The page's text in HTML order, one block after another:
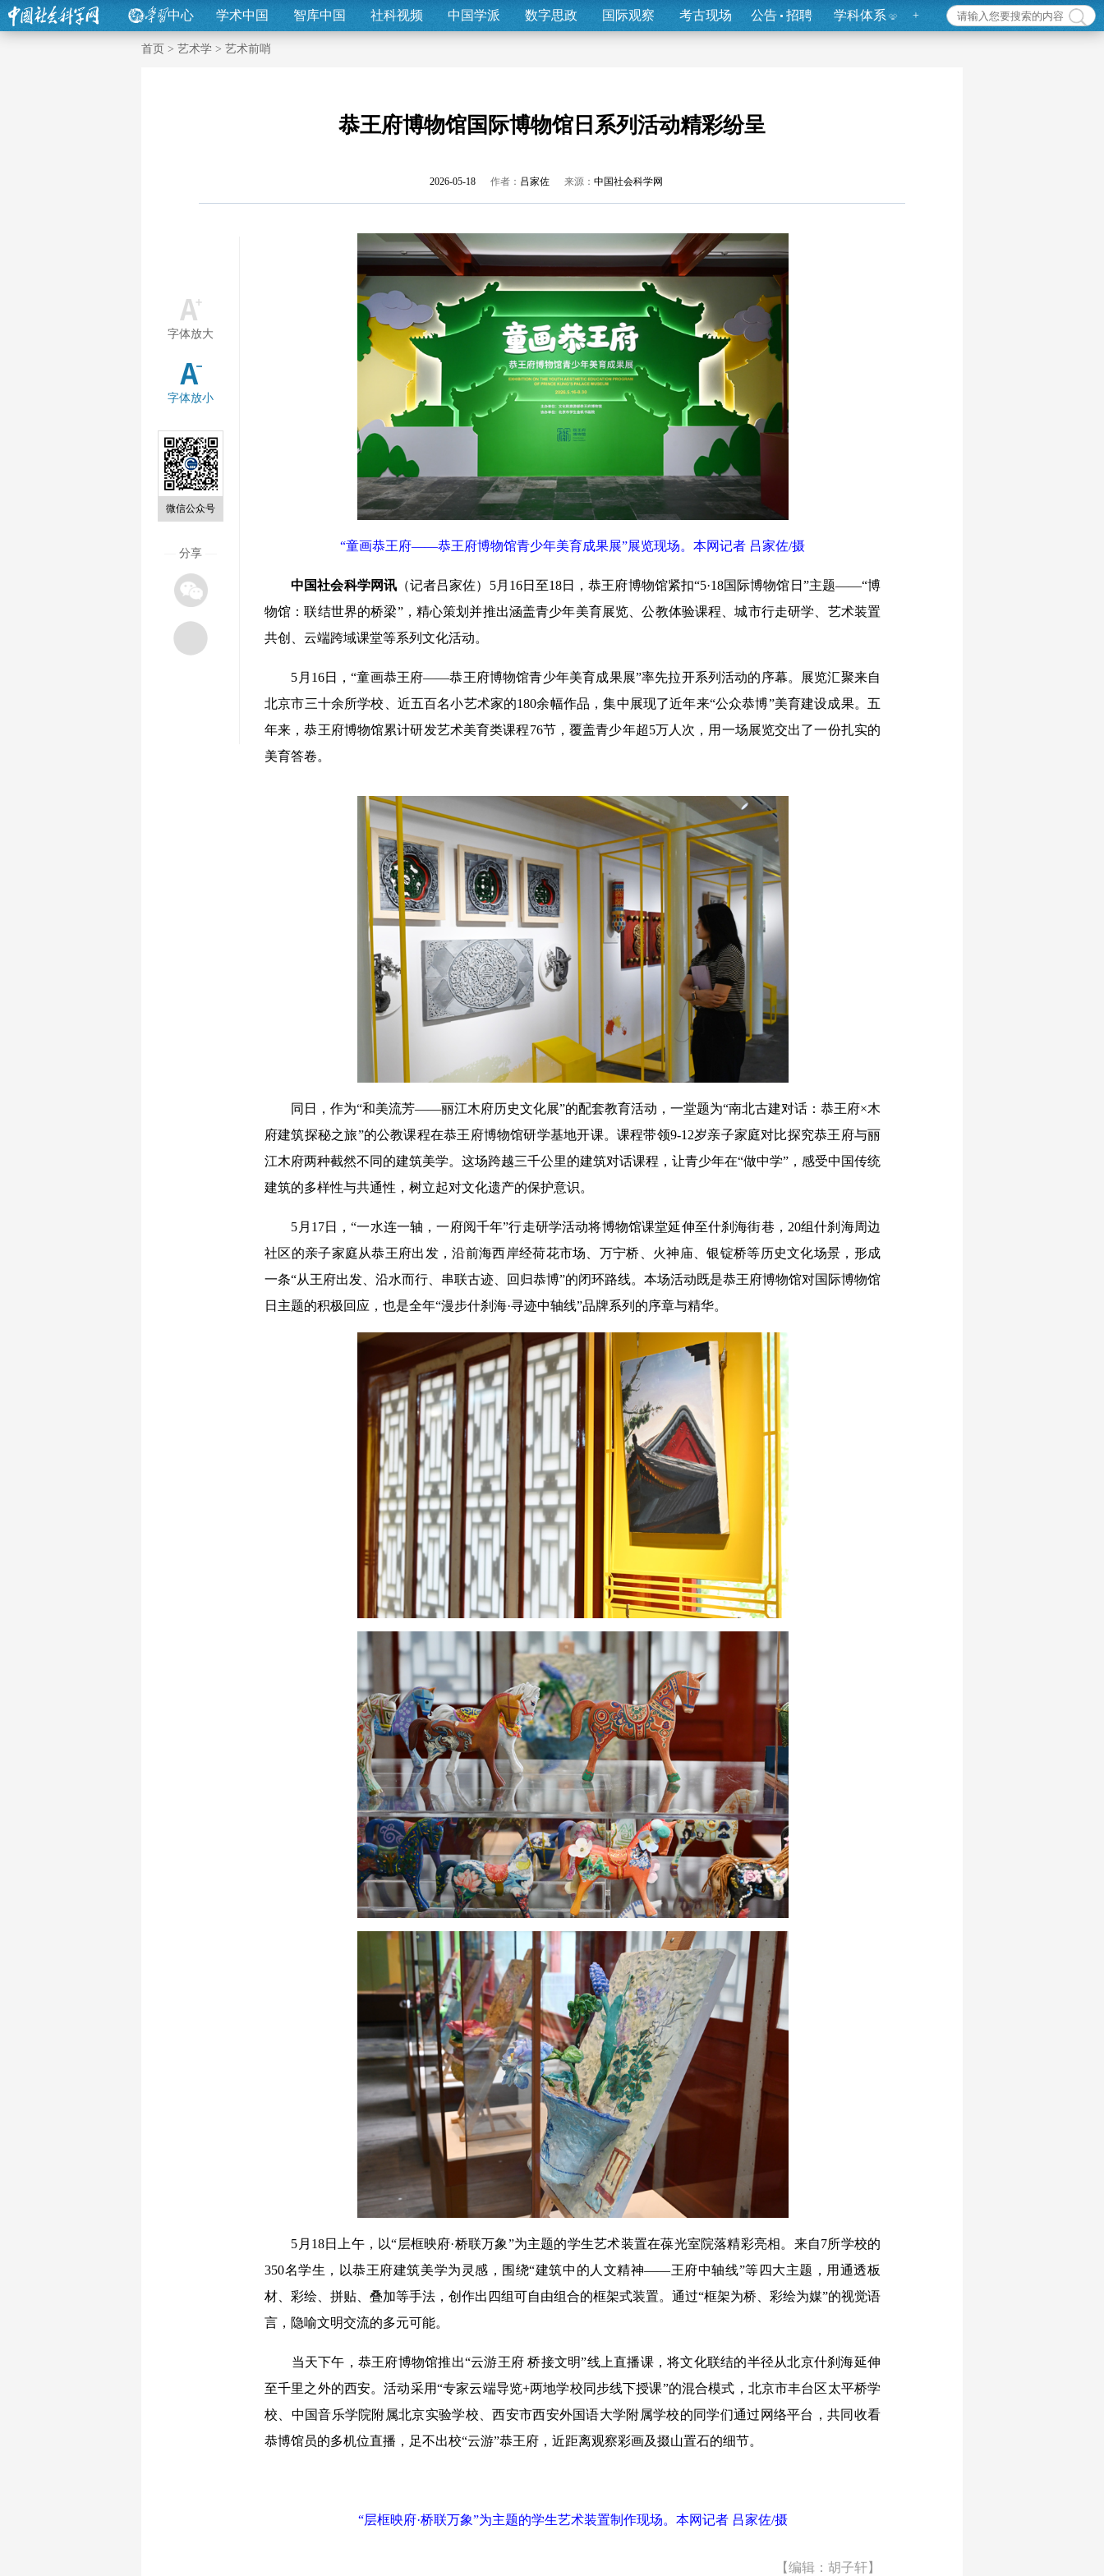
中心 学术中国 智库中国 社科视频 中国学派 数字思政 国际观察 考古现场 公告 招聘 学科体系 +
首页 > 艺术学 > 艺术前哨
恭王府博物馆国际博物馆日系列活动精彩纷呈
2026-05-18 作者： 吕家佐 来源： 中国社会科学网
字体放大
字体放小
微信公众号
分享
“童画恭王府——恭王府博物馆青少年美育成果展”展览现场。本网记者 吕家佐/摄
中国社会科学网讯（记者吕家佐）5月16日至18日，恭王府博物馆紧扣“5·18国际博物馆日”主题——“博
物馆：联结世界的桥梁”，精心策划并推出涵盖青少年美育展览、公教体验课程、城市行走研学、艺术装置
共创、云端跨域课堂等系列文化活动。
5月16日，“童画恭王府——恭王府博物馆青少年美育成果展”率先拉开系列活动的序幕。展览汇聚来自
北京市三十余所学校、近五百名小艺术家的180余幅作品，集中展现了近年来“公众恭博”美育建设成果。五
年来，恭王府博物馆累计研发艺术美育类课程76节，覆盖青少年超5万人次，用一场展览交出了一份扎实的
美育答卷。
同日，作为“和美流芳——丽江木府历史文化展”的配套教育活动，一堂题为“南北古建对话：恭王府×木
府建筑探秘之旅”的公教课程在恭王府博物馆研学基地开课。课程带领9-12岁亲子家庭对比探究恭王府与丽
江木府两种截然不同的建筑美学。这场跨越三千公里的建筑对话课程，让青少年在“做中学”，感受中国传统
建筑的多样性与共通性，树立起对文化遗产的保护意识。
5月17日，“一水连一轴，一府阅千年”行走研学活动将博物馆课堂延伸至什刹海街巷，20组什刹海周边
社区的亲子家庭从恭王府出发，沿前海西岸经荷花市场、万宁桥、火神庙、银锭桥等历史文化场景，形成
一条“从王府出发、沿水而行、串联古迹、回归恭博”的闭环路线。本场活动既是恭王府博物馆对国际博物馆
日主题的积极回应，也是全年“漫步什刹海·寻迹中轴线”品牌系列的序章与精华。
5月18日上午，以“层框映府·桥联万象”为主题的学生艺术装置在葆光室院落精彩亮相。来自7所学校的
350名学生，以恭王府建筑美学为灵感，围绕“建筑中的人文精神——王府中轴线”等四大主题，用通透板
材、彩绘、拼贴、叠加等手法，创作出四组可自由组合的框架式装置。通过“框架为桥、彩绘为媒”的视觉语
言，隐喻文明交流的多元可能。
当天下午，恭王府博物馆推出“云游王府 桥接文明”线上直播课，将文化联结的半径从北京什刹海延伸
至千里之外的西安。活动采用“专家云端导览+两地学校同步线下授课”的混合模式，北京市丰台区太平桥学
校、中国音乐学院附属北京实验学校、西安市西安外国语大学附属学校的同学们通过网络平台，共同收看
恭博馆员的多机位直播，足不出校“云游”恭王府，近距离观察彩画及掇山置石的细节。
“层框映府·桥联万象”为主题的学生艺术装置制作现场。本网记者 吕家佐/摄
【编辑：胡子轩】